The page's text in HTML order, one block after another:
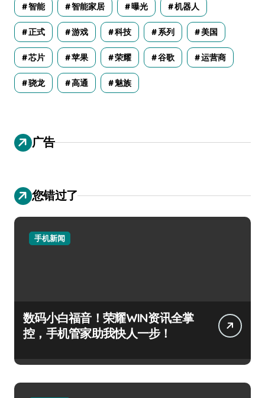
智能 智能家居 曝光 机器人
正式 游戏 科技 系列 美国
芯片 苹果 荣耀 谷歌 运营商
骁龙 高通 魅族
广告
您错过了
手机新闻
数码小白福音！荣耀WIN资讯全掌
控，手机管家助我快人一步！